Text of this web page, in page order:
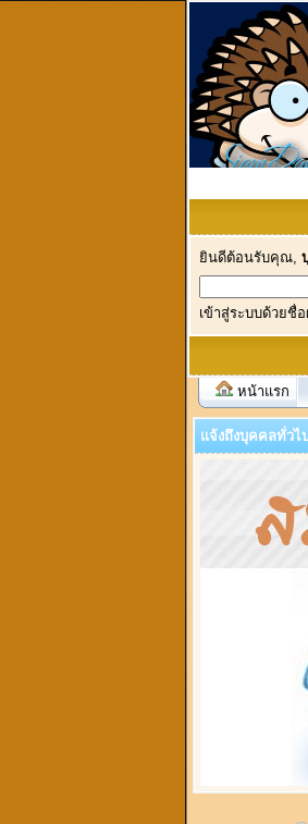
ยินดีต้อนรับคุณ,
เข้าสู่ระบบด้วยชื่
หน้าแรก
แจ้งถึงบุคคลทั่วไ